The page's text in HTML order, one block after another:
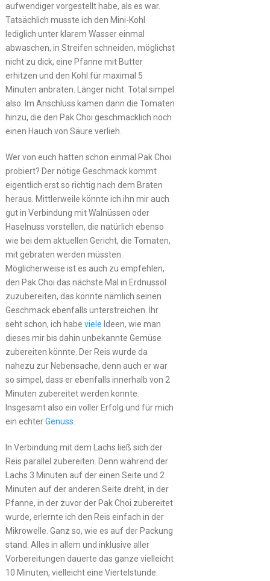
aufwendiger vorgestellt habe, als es war.
Tatsächlich musste ich den Mini-Kohl
lediglich unter klarem Wasser einmal
abwaschen, in Streifen schneiden, möglichst
nicht zu dick, eine Pfanne mit Butter
erhitzen und den Kohl für maximal 5
Minuten anbraten. Länger nicht. Total simpel
also. Im Anschluss kamen dann die Tomaten
hinzu, die den Pak Choi geschmacklich noch
einen Hauch von Säure verlieh.
Wer von euch hatten schon einmal Pak Choi
probiert? Der nötige Geschmack kommt
eigentlich erst so richtig nach dem Braten
heraus. Mittlerweile könnte ich ihn mir auch
gut in Verbindung mit Walnüssen oder
Haselnuss vorstellen, die natürlich ebenso
wie bei dem aktuellen Gericht, die Tomaten,
mit gebraten werden müssten.
Möglicherweise ist es auch zu empfehlen,
den Pak Choi das nächste Mal in Erdnussöl
zuzubereiten, das könnte nämlich seinen
Geschmack ebenfalls unterstreichen. Ihr
seht schon, ich habe viele Ideen, wie man
dieses mir bis dahin unbekannte Gemüse
zubereiten könnte. Der Reis wurde da
nahezu zur Nebensache, denn auch er war
so simpel, dass er ebenfalls innerhalb von 2
Minuten zubereitet werden konnte.
Insgesamt also ein voller Erfolg und für mich
ein echterGenuss
In Verbindung mit dem Lachs ließ sich der
Reis parallel zubereiten. Denn während der
Lachs 3 Minuten auf der einen Seite und 2
Minuten auf der anderen Seite dreht, in der
Pfanne, in der zuvor der Pak Choi zubereitet
wurde, erlernte ich den Reis einfach in der
Mikrowelle. Ganz so, wie es auf der Packung
stand. Alles in allem und inklusive aller
Vorbereitungen dauerte das ganze vielleicht
10 Minuten, vielleicht eine Viertelstunde.